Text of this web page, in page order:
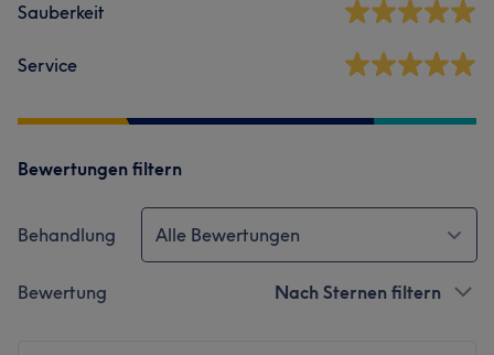
Sauberkeit
Service
Bewertungen filtern
Behandlung Alle Bewertungen
Bewertung Nach Sternen filtern